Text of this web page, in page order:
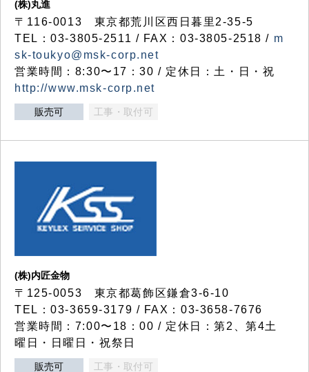
(株)丸進
〒116-0013 東京都荒川区西日暮里2-35-5
TEL：03-3805-2511 / FAX：03-3805-2518 / m
sk-toukyo@msk-corp.net
営業時間：8:30〜17：30 / 定休日：土・日・祝
http://www.msk-corp.net
販売可 工事・取付可
(株)内匠金物
〒125-0053 東京都葛飾区鎌倉3-6-10
TEL：03-3659-3179 / FAX：03-3658-7676
営業時間：7:00〜18：00 / 定休日：第2、第4土
曜日・日曜日・祝祭日
販売可 工事・取付可